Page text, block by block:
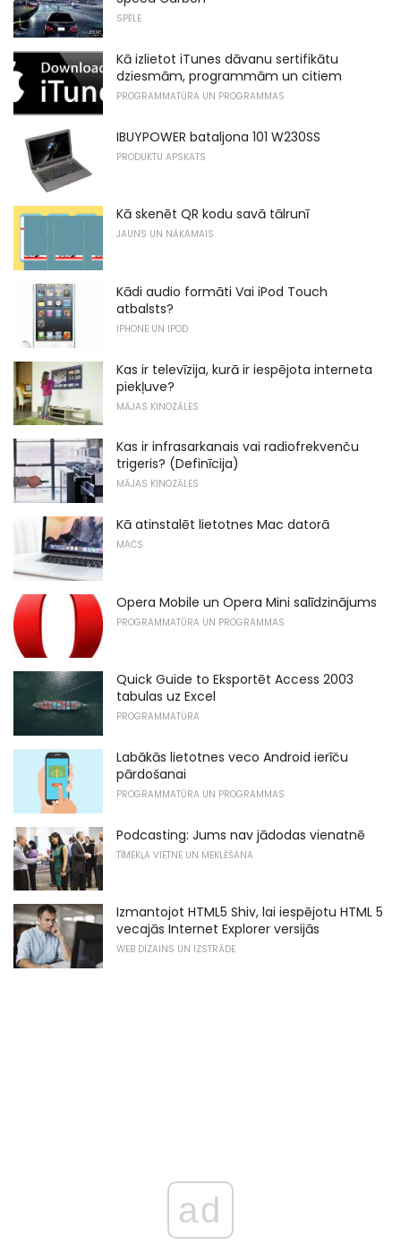
SPĒLE
Kā izlietot iTunes dāvanu sertifikātu
dziesmām, programmām un citiem
PROGRAMMATŪRA UN PROGRAMMAS
IBUYPOWER bataljona 101 W230SS
PRODUKTU APSKATS
Kā skenēt QR kodu savā tālrunī
JAUNS UN NĀKAMAIS
Kādi audio formāti Vai iPod Touch
atbalsts?
IPHONE UN IPOD
Kas ir televīzija, kurā ir iespējota interneta
piekļuve?
MĀJAS KINOZĀLES
Kas ir infrasarkanais vai radiofrekvenču
trigeris? (Definīcija)
MĀJAS KINOZĀLES
Kā atinstalēt lietotnes Mac datorā
MACS
Opera Mobile un Opera Mini salīdzinājums
PROGRAMMATŪRA UN PROGRAMMAS
Quick Guide to Eksportēt Access 2003
tabulas uz Excel
PROGRAMMATŪRA
Labākās lietotnes veco Android ierīču
pārdošanai
PROGRAMMATŪRA UN PROGRAMMAS
Podcasting: Jums nav jādodas vienatnē
TĪMEKĻA VIETNE UN MEKLĒŠANA
Izmantojot HTML5 Shiv, lai iespējotu HTML 5
vecajās Internet Explorer versijās
WEB DIZAINS UN IZSTRĀDE
ad